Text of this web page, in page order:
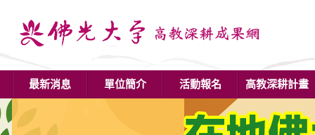
最新消息 單位簡介 活動報名 高教深耕計畫